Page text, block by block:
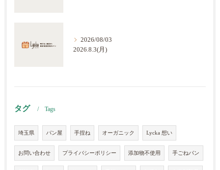
2026/08/03
2026.8.3(月)
タグ Tags
埼玉県 パン屋 手捏ね オーガニック Lycka 想い
お問い合わせ プライバシーポリシー 添加物不使用 手ごねパン